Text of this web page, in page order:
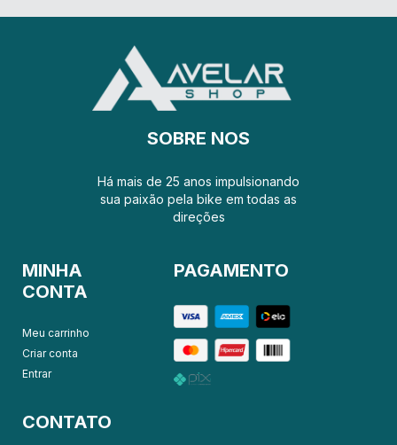
SOBRE NOS
Há mais de 25 anos impulsionando
sua paixão pela bike em todas as
direções
MINHA
CONTA
Meu carrinho
Criar conta
Entrar
CONTATO
PAGAMENTO